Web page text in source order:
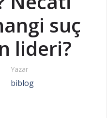
suç
lideri?
Yazar
biblog